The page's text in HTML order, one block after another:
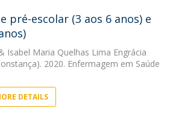
pré-escolar (3 aos 6 anos) e
Isabel Maria Quelhas Lima Engrácia
2020. Enfermagem em Saúde
DETAILS